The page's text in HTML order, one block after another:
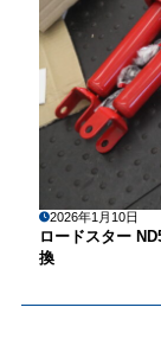
2026年1月10日
ロードスター
換